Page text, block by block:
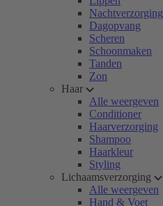
Nachtverzorging
Dagopvang
Scheren
Schoonmaken
Tanden
Zon
Haar
Alle weergeven
Conditioner
Haarverzorging
Shampoo
Haarkleur
Styling
Lichaamsverzorging
Alle weergeven
Hand & Voet